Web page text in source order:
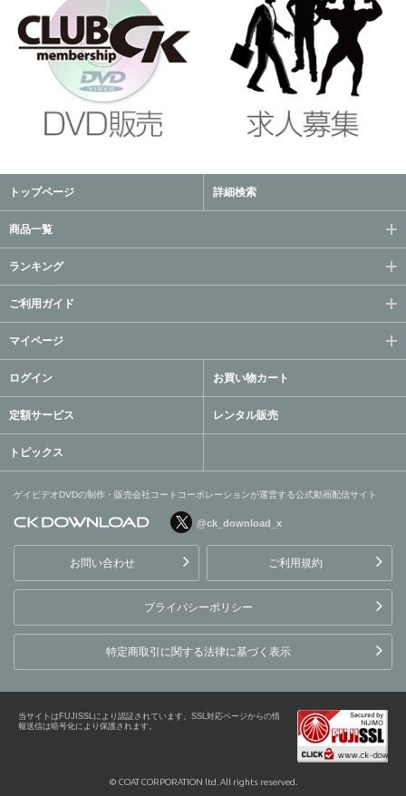
トップページ 詳細検索
商品一覧
ランキング
ご利用ガイド
マイページ
ログイン お買い物カート
定額サービス レンタル販売
トピックス
ゲイビデオDVDの制作・販売会社コートコーポレーションが運営する公式動画配信サイト
ョンが運営する公式動画配
信サイト
@ck_download_x
お問い合わせ ご利用規約
プライバシーポリシー
特定商取引に関する法律に基づく表示
当サイトはFUJISSLにより認証されています。SSL対応ページからの情
報送信は暗号化により保護されます。
© COAT CORPORATION ltd. All rights reserved.